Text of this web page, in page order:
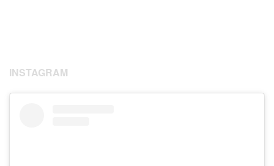
INSTAGRAM